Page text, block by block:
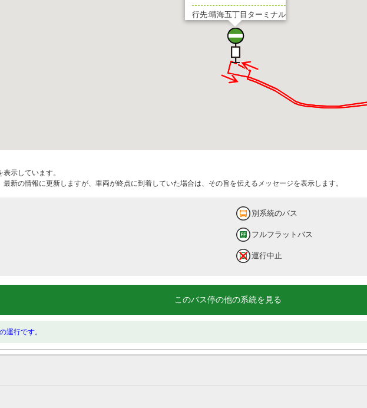
行先:晴海五丁目ターミナル
示しています。
新の情報に更新しますが、車両が終点に到着していた場合は、その旨を伝えるメッセージを表示します。
別系統のバス
フルフラットバス
運行中止
このバス停の他の系統を見る
運行です。